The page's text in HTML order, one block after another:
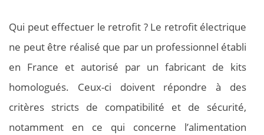
Qui peut effectuer le retrofit ? Le retrofit électrique
ne peut être réalisé que par un professionnel établi
en France et autorisé par un fabricant de kits
homologués. Ceux-ci doivent répondre à des
critères stricts de compatibilité et de sécurité,
notamment en ce qui concerne l’alimentation